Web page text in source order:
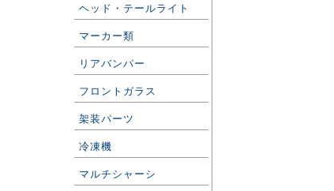
ヘッド・テールライト
マーカー類
リアバンパー
フロントガラス
架装パーツ
冷凍機
マルチシャーシ